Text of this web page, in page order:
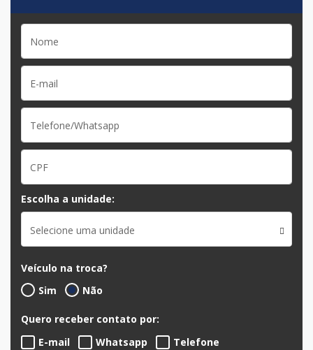
Escolha a unidade:
Selecione uma unidade
Veículo na troca?
Sim
Não
Quero receber contato por:
E-mail
Whatsapp Telefone